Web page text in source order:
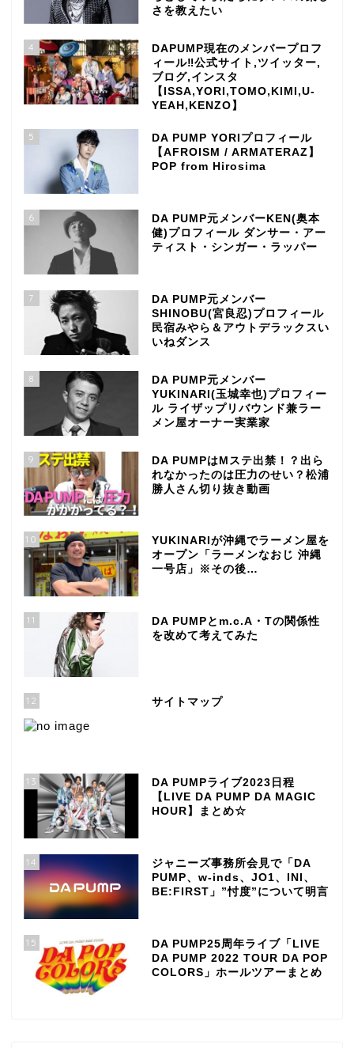
さを教えたい
4
DAPUMP現在のメンバープロフ
ィール‼公式サイト,ツイッター,
ブログ,インスタ
【ISSA,YORI,TOMO,KIMI,U-
YEAH,KENZO】
5
DA PUMP YORIプロフィール
【AFROISM / ARMATERAZ】
POP from Hirosima
6
DA PUMP元メンバーKEN(奥本
健)プロフィール ダンサー・アー
ティスト・シンガー・ラッパー
7
DA PUMP元メンバー
SHINOBU(宮良忍)プロフィール
民宿みやら＆アウトデラックスい
いねダンス
8
DA PUMP元メンバー
YUKINARI(玉城幸也)プロフィー
ル ライザップリバウンド兼ラー
メン屋オーナー実業家
9
DA PUMPはMステ出禁！？出ら
れなかったのは圧力のせい？松浦
勝人さん切り抜き動画
10
YUKINARIが沖縄でラーメン屋を
オープン「ラーメンなおじ 沖縄
一号店」※その後…
11
DA PUMPとm.c.A・Tの関係性
を改めて考えてみた
12 サイトマップ
13
DA PUMPライブ2023日程
【LIVE DA PUMP DA MAGIC
HOUR】まとめ☆
14
ジャニーズ事務所会見で「DA
PUMP、w-inds、JO1、INI、
BE:FIRST」”忖度”について明言
15
DA PUMP25周年ライブ「LIVE
DA PUMP 2022 TOUR DA POP
COLORS」ホールツアーまとめ